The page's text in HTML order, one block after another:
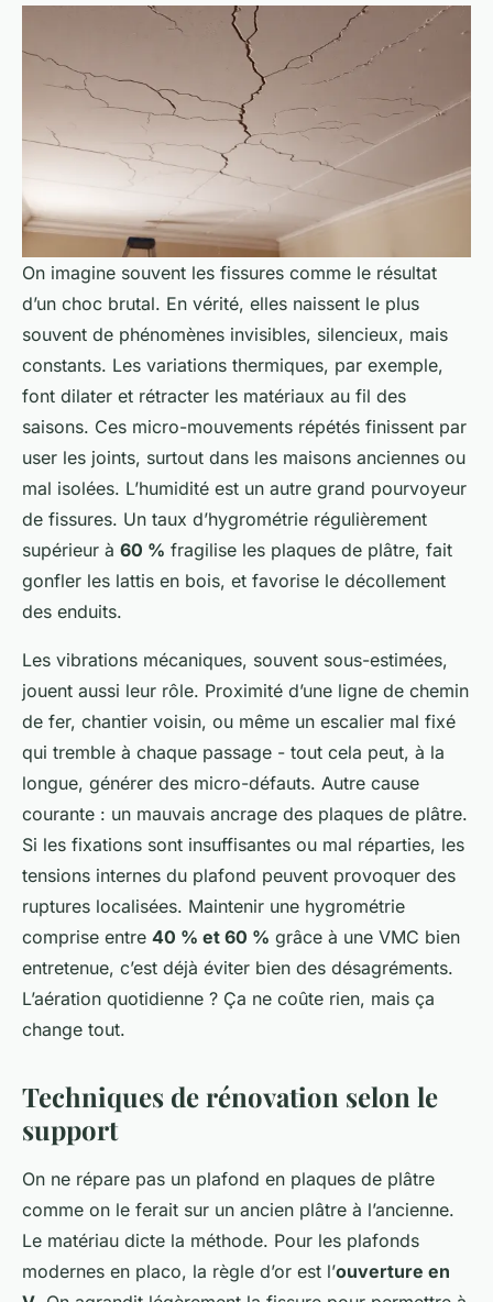
On imagine souvent les fissures comme le résultat
d’un choc brutal. En vérité, elles naissent le plus
souvent de phénomènes invisibles, silencieux, mais
constants. Les variations thermiques, par exemple,
font dilater et rétracter les matériaux au fil des
saisons. Ces micro-mouvements répétés finissent par
user les joints, surtout dans les maisons anciennes ou
mal isolées. L’humidité est un autre grand pourvoyeur
de fissures. Un taux d’hygrométrie régulièrement
supérieur à 60 % fragilise les plaques de plâtre, fait
gonfler les lattis en bois, et favorise le décollement
des enduits.
Les vibrations mécaniques, souvent sous-estimées,
jouent aussi leur rôle. Proximité d’une ligne de chemin
de fer, chantier voisin, ou même un escalier mal fixé
qui tremble à chaque passage - tout cela peut, à la
longue, générer des micro-défauts. Autre cause
courante : un mauvais ancrage des plaques de plâtre.
Si les fixations sont insuffisantes ou mal réparties, les
tensions internes du plafond peuvent provoquer des
ruptures localisées. Maintenir une hygrométrie
comprise entre 40 % et 60 % grâce à une VMC bien
entretenue, c’est déjà éviter bien des désagréments.
L’aération quotidienne ? Ça ne coûte rien, mais ça
change tout.
Techniques de rénovation selon le
support
On ne répare pas un plafond en plaques de plâtre
comme on le ferait sur un ancien plâtre à l’ancienne.
Le matériau dicte la méthode. Pour les plafonds
modernes en placo, la règle d’or est l’ouverture en